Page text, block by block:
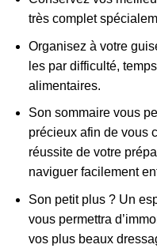
très complet
Organisez à votre
les par difficulté,
alimentaires.
Son sommaire vous
précieux afin de vous
réussite de votre
naviguer facilement
Son petit plus ? Un
vous permettra
vos plus beaux